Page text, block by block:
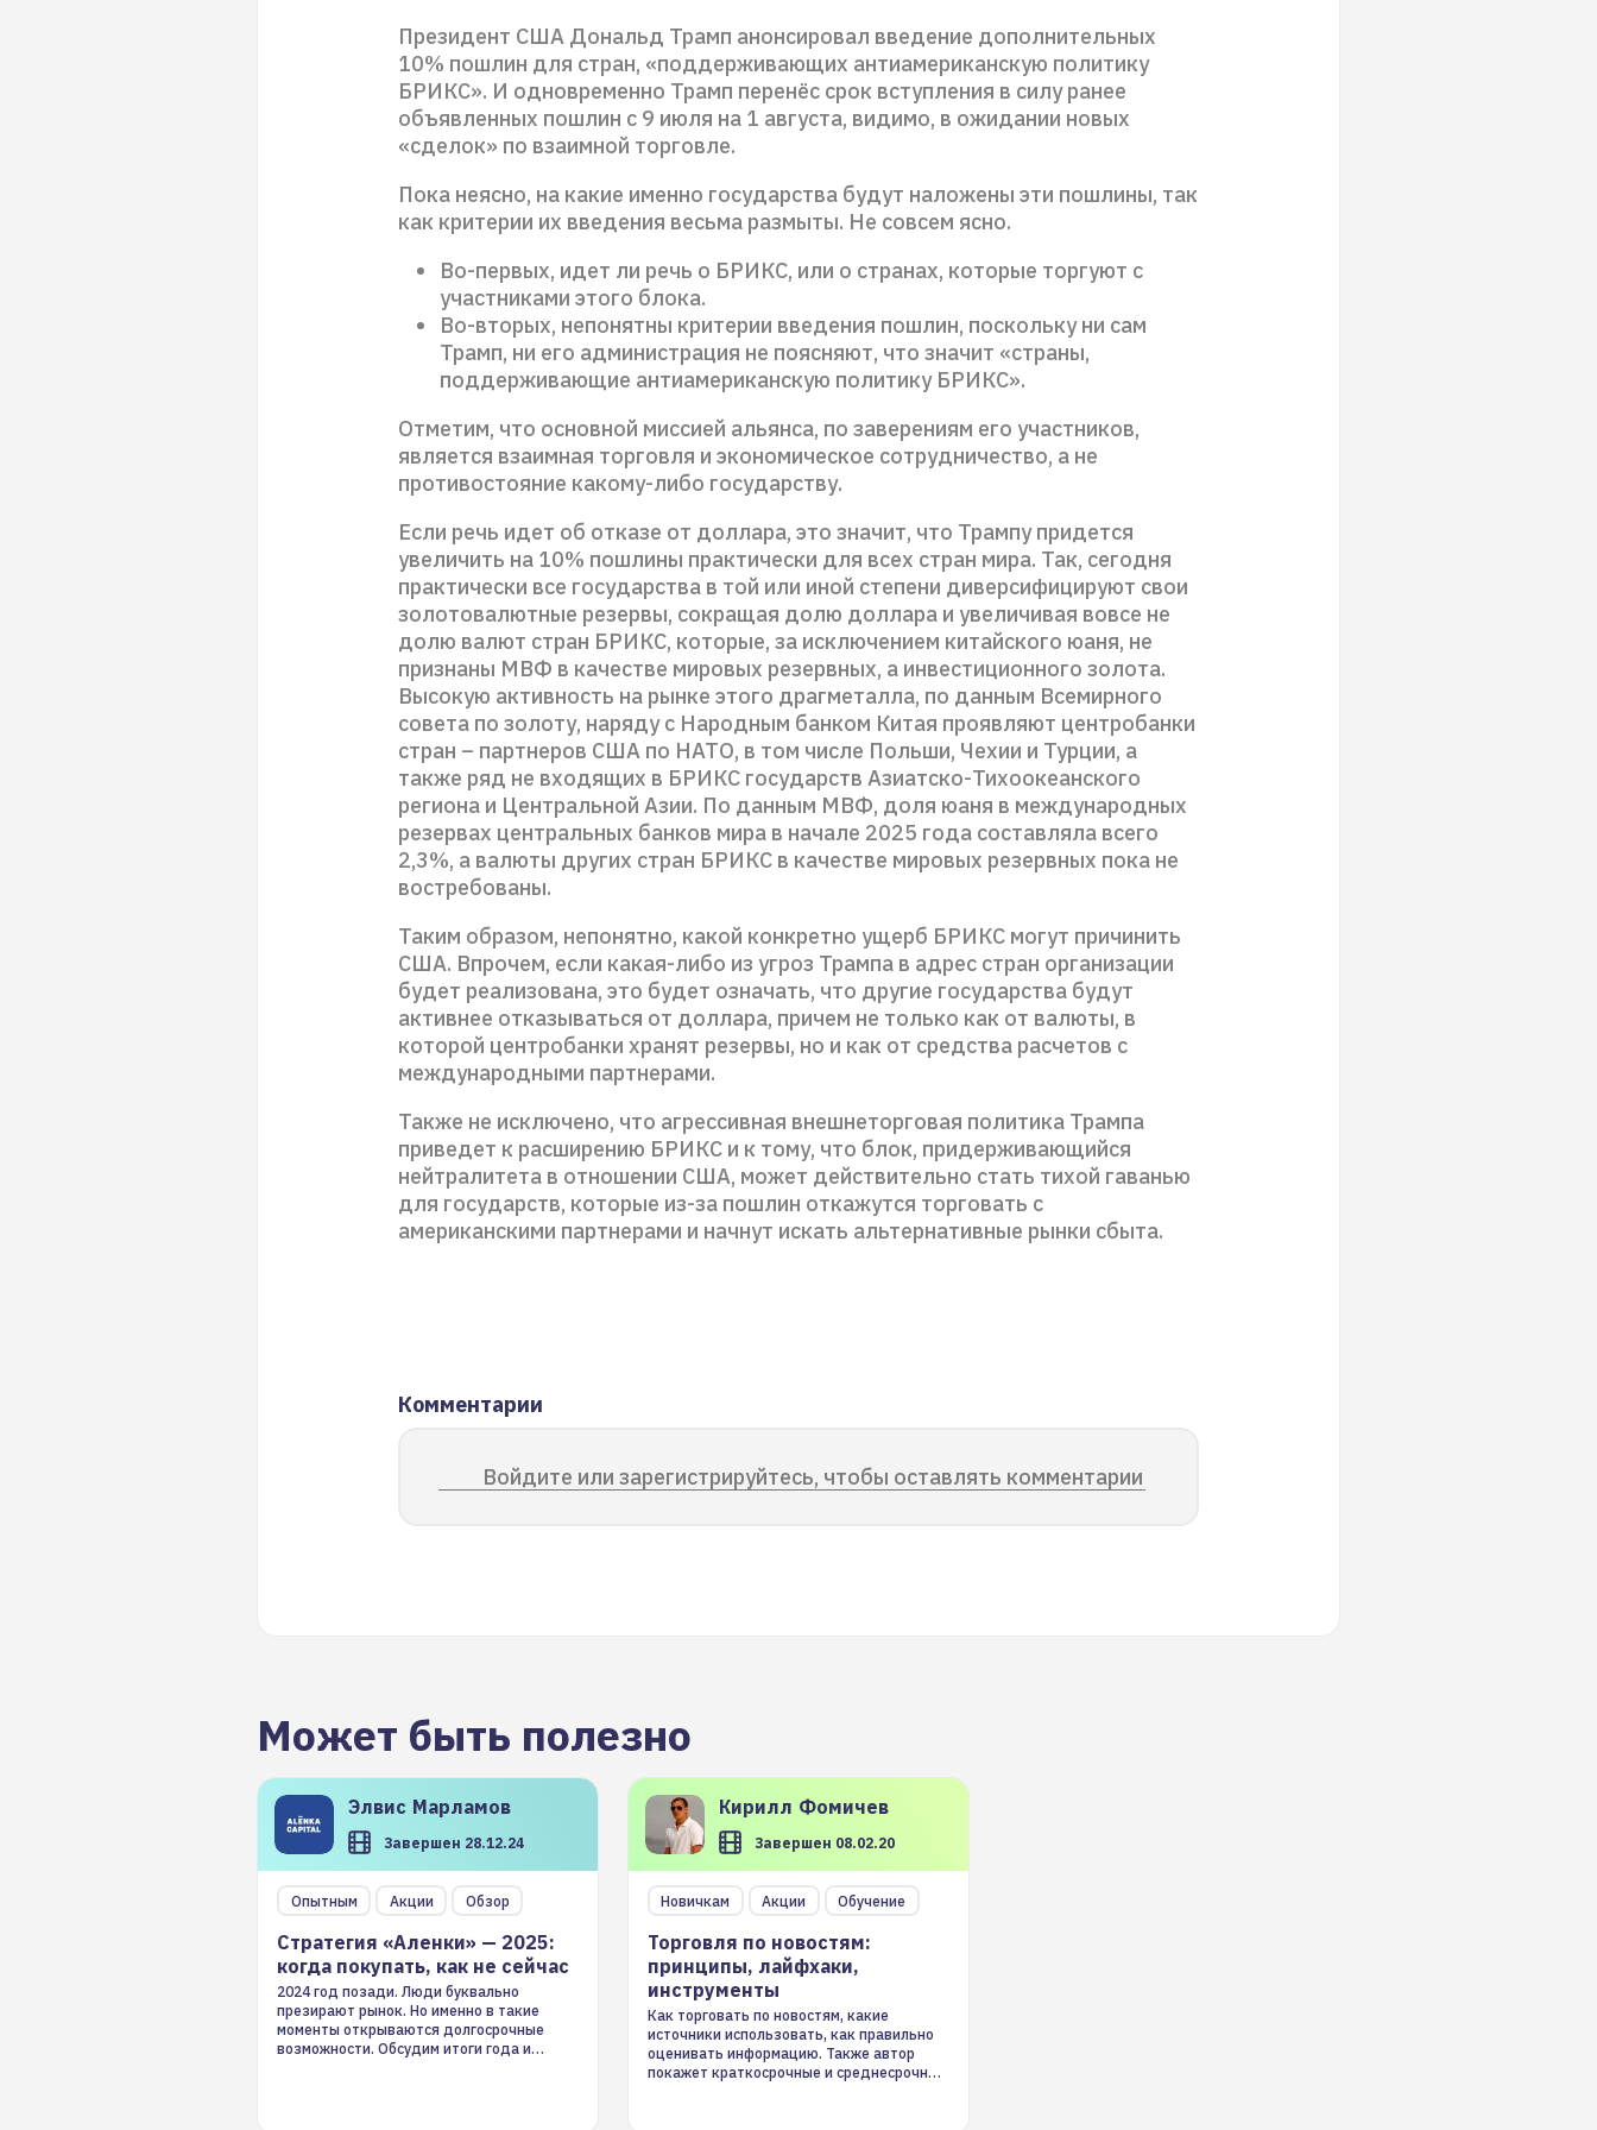
Президент США Дональд Трамп анонсировал введение дополнительных
10% пошлин для стран, «поддерживающих антиамериканскую политику
БРИКС». И одновременно Трамп перенёс срок вступления в силу ранее
объявленных пошлин с 9 июля на 1 августа, видимо, в ожидании новых
«сделок» по взаимной торговле.
Пока неясно, на какие именно государства будут наложены эти пошлины, так
как критерии их введения весьма размыты. Не совсем ясно.
Во-первых, идет ли речь о БРИКС, или о странах, которые торгуют с
участниками этого блока.
Во-вторых, непонятны критерии введения пошлин, поскольку ни сам
Трамп, ни его администрация не поясняют, что значит «страны,
поддерживающие антиамериканскую политику БРИКС».
Отметим, что основной миссией альянса, по заверениям его участников,
является взаимная торговля и экономическое сотрудничество, а не
противостояние какому-либо государству.
Если речь идет об отказе от доллара, это значит, что Трампу придется
увеличить на 10% пошлины практически для всех стран мира. Так, сегодня
практически все государства в той или иной степени диверсифицируют свои
золотовалютные резервы, сокращая долю доллара и увеличивая вовсе не
долю валют стран БРИКС, которые, за исключением китайского юаня, не
признаны МВФ в качестве мировых резервных, а инвестиционного золота.
Высокую активность на рынке этого драгметалла, по данным Всемирного
совета по золоту, наряду с Народным банком Китая проявляют центробанки
стран – партнеров США по НАТО, в том числе Польши, Чехии и Турции, а
также ряд не входящих в БРИКС государств Азиатско-Тихоокеанского
региона и Центральной Азии. По данным МВФ, доля юаня в международных
резервах центральных банков мира в начале 2025 года составляла всего
2,3%, а валюты других стран БРИКС в качестве мировых резервных пока не
востребованы.
Таким образом, непонятно, какой конкретно ущерб БРИКС могут причинить
США. Впрочем, если какая-либо из угроз Трампа в адрес стран организации
будет реализована, это будет означать, что другие государства будут
активнее отказываться от доллара, причем не только как от валюты, в
которой центробанки хранят резервы, но и как от средства расчетов с
международными партнерами.
Также не исключено, что агрессивная внешнеторговая политика Трампа
приведет к расширению БРИКС и к тому, что блок, придерживающийся
нейтралитета в отношении США, может действительно стать тихой гаванью
для государств, которые из-за пошлин откажутся торговать с
американскими партнерами и начнут искать альтернативные рынки сбыта.
Комментарии
Войдите или зарегистрируйтесь, чтобы оставлять комментарии
Может быть полезно
Элвис Марламов
Завершен 28.12.24
Опытным Акции Обзор
Стратегия «Аленки» — 2025:
когда покупать, как не сейчас
2024 год позади. Люди буквально
презирают рынок. Но именно в такие
моменты открываются долгосрочные
возможности. Обсудим итоги года и
Кирилл Фомичев
Завершен 08.02.20
Новичкам Акции Обучение
Торговля по новостям:
принципы, лайфхаки,
инструменты
Как торговать по новостям, какие
источники использовать, как правильно
оценивать информацию. Также автор
покажет краткосрочные и среднесрочные